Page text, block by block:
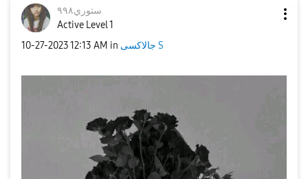
ستوري٩٩٨
Active Level 1
‎10-27-202312:13 AM in جالاكسى S